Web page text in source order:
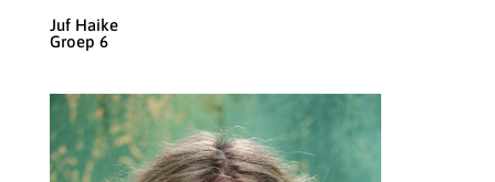
Juf Haike
Groep 6